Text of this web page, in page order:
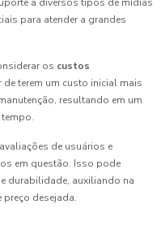
a diversos tipos de mídias
para atender a grandes
os custos
terem um custo inicial mais
resultando em um
de usuários e
em questão. Isso pode
durabilidade, auxiliando na
desejada.